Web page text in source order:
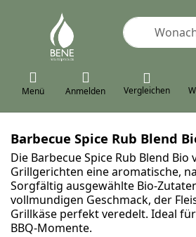
Geben Sie
Menü Anmelden Vergleichen
Barbecue Spice Rub Blend
Die Barbecue Spice Rub Blend Bio
Grillgerichten eine aromatische,
Sorgfältig ausgewählte Bio-
vollmundigen Geschmack, der
Grillkäse perfekt veredelt. Ideal
BBQ‑Momente.